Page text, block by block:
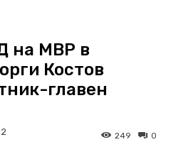
на МВР в
Костов
главен
0
249